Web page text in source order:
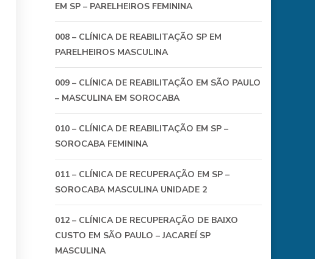
EM SP – PARELHEIROS FEMININA
008 – CLÍNICA DE REABILITAÇÃO SP EM
PARELHEIROS MASCULINA
009 – CLÍNICA DE REABILITAÇÃO EM SÃO PAULO
– MASCULINA EM SOROCABA
010 – CLÍNICA DE REABILITAÇÃO EM SP –
SOROCABA FEMININA
011 – CLÍNICA DE RECUPERAÇÃO EM SP –
SOROCABA MASCULINA UNIDADE 2
012 – CLÍNICA DE RECUPERAÇÃO DE BAIXO
CUSTO EM SÃO PAULO – JACAREÍ SP
MASCULINA